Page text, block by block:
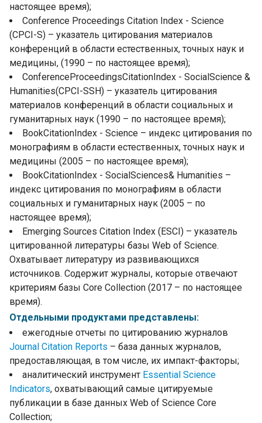
настоящее время);
Conference Proceedings Citation Index - Science
(CPCI-S) – указатель цитирования материалов
конференций в области естественных, точных наук и
медицины, (1990 – по настоящее время);
ConferenceProceedingsCitationIndex - SocialScience &
Humanities(CPCI-SSH) – указатель цитирования
материалов конференций в области социальных и
гуманитарных наук (1990 – по настоящее время);
BookCitationIndex - Science – индекс цитирования по
монографиям в области естественных, точных наук и
медицины (2005 – по настоящее время);
BookCitationIndex - SocialSciences& Humanities –
индекс цитирования по монографиям в области
социальных и гуманитарных наук (2005 – по
настоящее время);
Emerging Sources Citation Index (ESCI) – указатель
цитированной литературы базы Web of Science.
Охватывает литературу из развивающихся
источников. Содержит журналы, которые отвечают
критериям базы Core Collection (2017 – по настоящее
время).
Отдельными продуктами представлены:
ежегодные отчеты по цитированию журналов
Journal Citation Reports – база данных журналов,
предоставляющая, в том числе, их импакт-факторы;
аналитический инструмент Essential Science
Indicators, охватывающий самые цитируемые
публикации в базе данных Web of Science Core
Collection;